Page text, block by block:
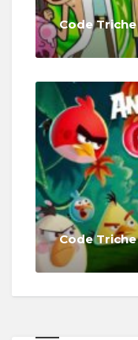
Code
Code